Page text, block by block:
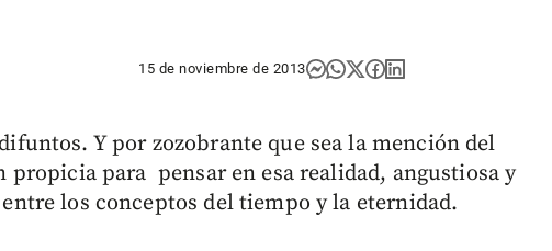
15 de noviembre de 2013
Y por zozobrante que sea la mención del
propicia para pensar en esa realidad, angustiosa y
los conceptos del tiempo y la eternidad.